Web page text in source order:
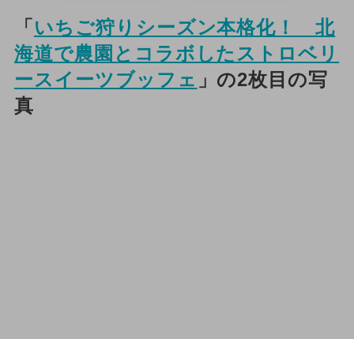
「いちご狩りシーズン本格化！ 北
海道で農園とコラボしたストロベリ
ースイーツブッフェ 」の2枚目の写
真